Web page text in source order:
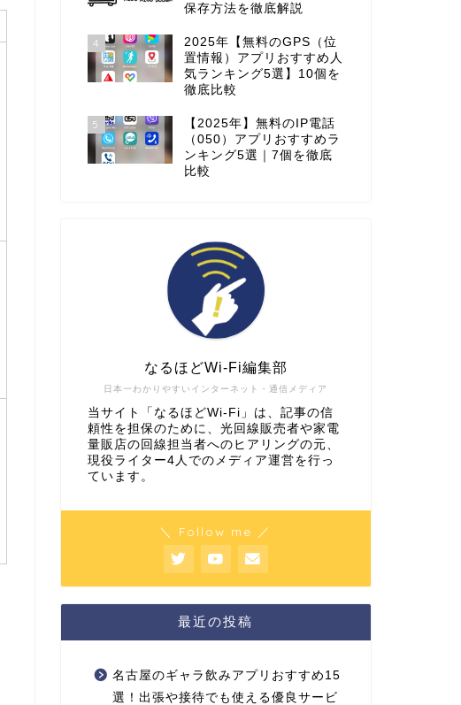
保存方法を徹底解説
4
2025年【無料のGPS（位
置情報）アプリおすすめ人
気ランキング5選】10個を
徹底比較
5
【2025年】無料のIP電話
（050）アプリおすすめラ
ンキング5選｜7個を徹底
比較
日本一わかりやすいインターネット・通信メディア
なるほどWi-Fi編集部
当サイト「なるほどWi-Fi」は、記事の信
頼性を担保のために、光回線販売者や家電
量販店の回線担当者へのヒアリングの元、
現役ライター4人でのメディア運営を行っ
ています。
＼ Follow me ／
最近の投稿
名古屋のギャラ飲みアプリおすすめ15
選！出張や接待でも使える優良サービ